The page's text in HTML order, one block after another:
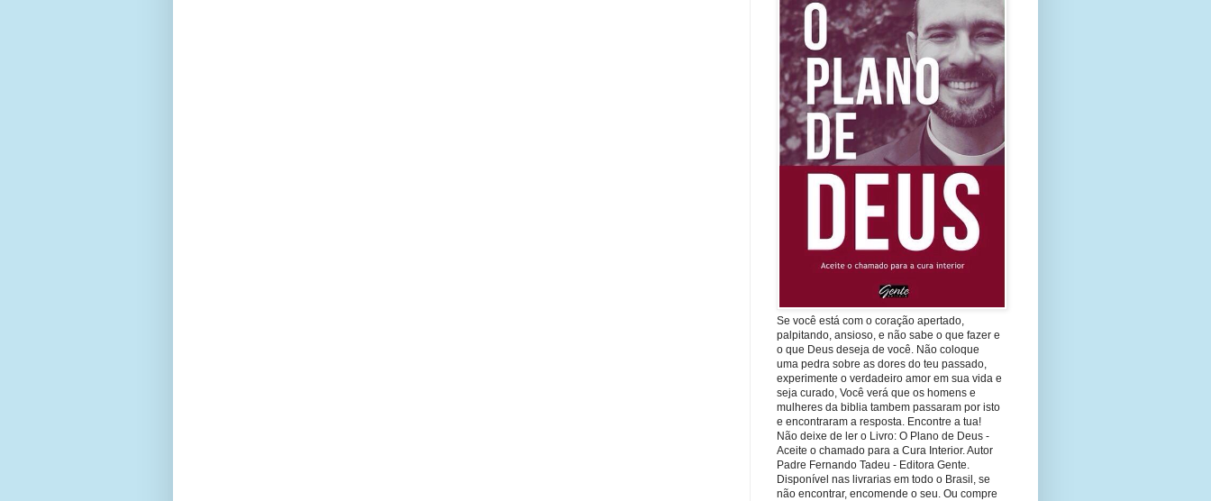
Se você está com o coração apertado,
palpitando, ansioso, e não sabe o que fazer e
o que Deus deseja de você. Não coloque
uma pedra sobre as dores do teu passado,
experimente o verdadeiro amor em sua vida e
seja curado, Você verá que os homens e
mulheres da biblia tambem passaram por isto
e encontraram a resposta. Encontre a tua!
Não deixe de ler o Livro: O Plano de Deus -
Aceite o chamado para a Cura Interior. Autor
Padre Fernando Tadeu - Editora Gente.
Disponível nas livrarias em todo o Brasil, se
não encontrar, encomende o seu. Ou compre